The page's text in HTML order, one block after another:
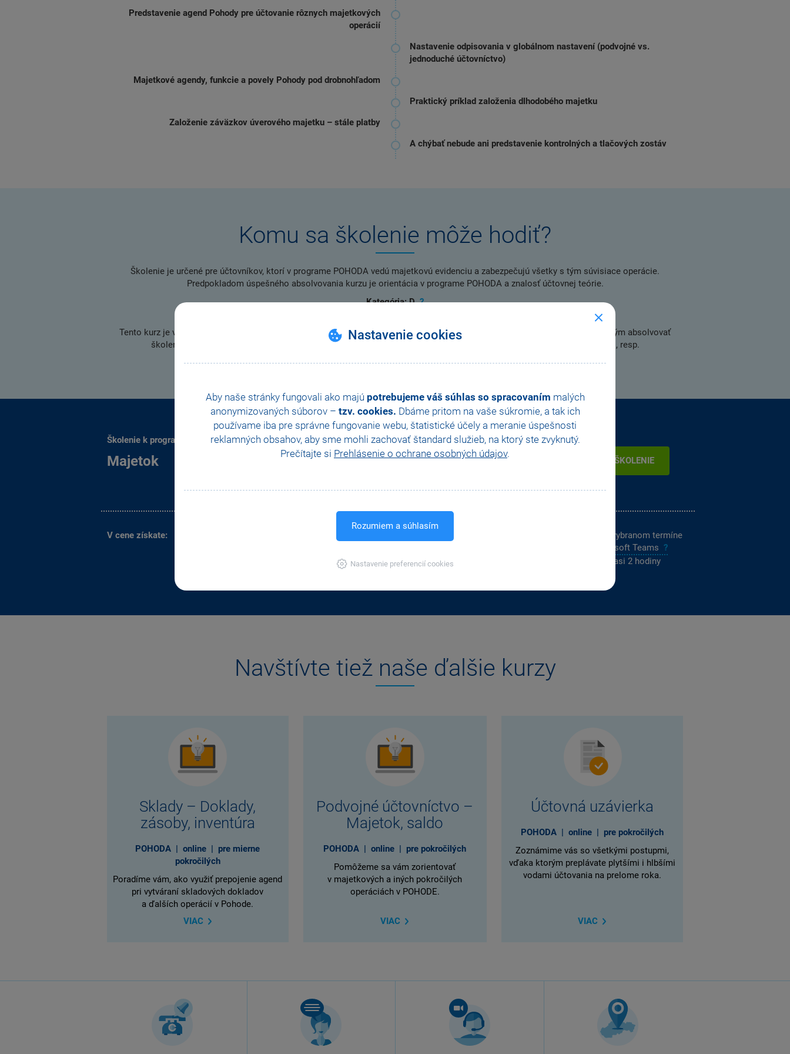
Nastavenie cookies
Aby naše stránky fungovali ako majú potrebujeme váš súhlas so spracovaním malých
anonymizovaných súborov – tzv. cookies. Dbáme pritom na vaše súkromie, a tak ich
používame iba pre správne fungovanie webu, štatistické účely a meranie úspešnosti
reklamných obsahov, aby sme mohli zachovať štandard služieb, na ktorý ste zvyknutý.
Prečítajte si Prehlásenie o ochrane osobných údajov.
Rozumiem a súhlasím
Nastavenie preferencií cookies
Predstavenie agend Pohody pre účtovanie rôznych majetkových
operácií
Nastavenie odpisovania v globálnom nastavení (podvojné vs.
jednoduché účtovníctvo)
Majetkové agendy, funkcie a povely Pohody pod drobnohľadom
Praktický príklad založenia dlhodobého majetku
Založenie záväzkov úverového majetku – stále platby
A chýbať nebude ani predstavenie kontrolných a tlačových zostáv
Komu sa školenie môže hodiť?
Školenie je určené pre účtovníkov, ktorí v programe POHODA vedú majetkovú evidenciu a zabezpečujú všetky s tým súvisiace operácie.
Predpokladom úspešného absolvovania kurzu je orientácia v programe POHODA a znalosť účtovnej teórie.
Kategória: D ?
Tento kurz je vhodný pre pokročilých užívateľov programu POHODA. Aby ste z neho mali čo najväčší úžitok, odporúčame predtým absolvovať
školenie
Podvojné účtovníctvo – Majetok, saldo
, , resp.
Školenie k programu POHODA:
Majetok 49 EUR bez DPH OBJEDNAŤ ŠKOLENIE
V cene získate:
školenie sa uskutoční vo vybranom termíne
aplikáciu Microsoft Teams ?
naše stretnutie bude trvať asi 2 hodiny
Navštívte tiež naše ďalšie kurzy
Sklady – Doklady,
zásoby, inventúra
POHODA | online | pre mierne
pokročilých
Poradíme vám, ako využiť prepojenie agend
pri vytváraní skladových dokladov
a ďalších operácií v Pohode.
VIAC
Podvojné účtovníctvo –
Majetok, saldo
POHODA | online | pre pokročilých
Pomôžeme sa vám zorientovať
v majetkových a iných pokročilých
operáciách v POHODE.
VIAC
Účtovná uzávierka
POHODA | online | pre pokročilých
Zoznámime vás so všetkými postupmi,
vďaka ktorým preplávate plytšími i hlbšími
vodami účtovania na prelome roka.
VIAC